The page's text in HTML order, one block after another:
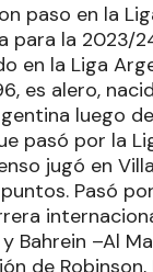
paso en la
para la 2023/
en la Liga
es alero,
luego
pasó por la
jugó en
Pasó
Bahrein –Al